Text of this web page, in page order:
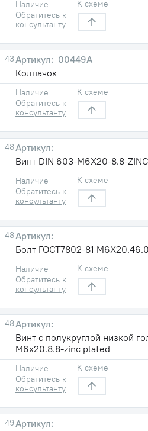
Наличие
Обратитесь к
консультанту
К схеме
43
00449А
Колпачок
Наличие
Обратитесь к
консультанту
К схеме
48
Винт DIN 603-M6X20-8.8-ZINC
Наличие
Обратитесь к
консультанту
К схеме
48
Болт ГОСТ7802-81
Наличие
Обратитесь к
консультанту
К схеме
48
Винт с полукруглой низкой
M6x20.8.8-zinc plated
Наличие
Обратитесь к
консультанту
К схеме
49